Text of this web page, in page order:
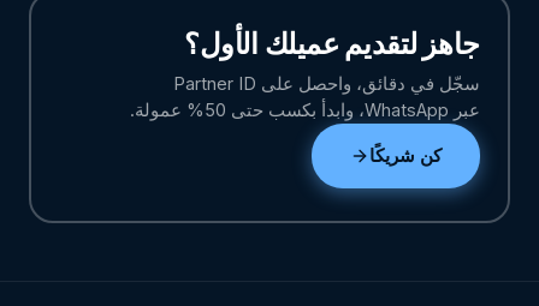
جاهز لتقديم عميلك الأول؟
سجّل في دقائق، واحصل على Partner ID
عبر WhatsApp، وابدأ بكسب حتى 50% عمولة.
كن شريكًا